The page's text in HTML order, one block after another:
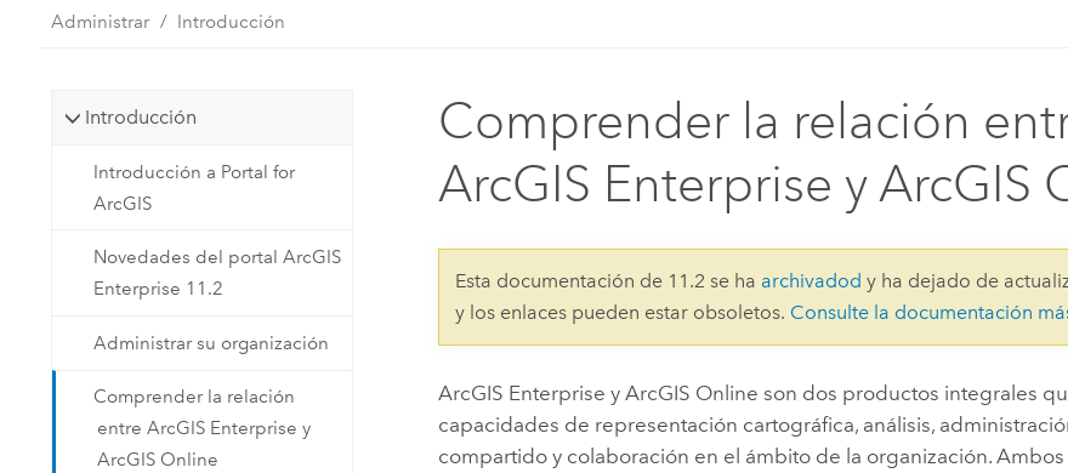
Administrar Introducción
Introducción
Introducción a Portal for
ArcGIS
Novedades del portal ArcGIS
Enterprise 11.2
Administrar su organización
Comprender la relación
entre ArcGIS Enterprise y
ArcGIS Online
Comprender la relación
ArcGIS Enterprise y ArcGIS
Esta documentación de 11.2 se ha archivadod y ha dejado de
y los enlaces pueden estar obsoletos. Consulte la documentación
ArcGIS Enterprise yArcGIS Online son dos productos integrales
capacidades de representación cartográfica, análisis,
compartido y colaboración en el ámbito de la organización.